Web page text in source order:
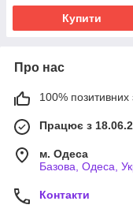
Купити
Про нас
100% позитивних
Працює з
м. Одеса
Базова, Одеса,
Контакти